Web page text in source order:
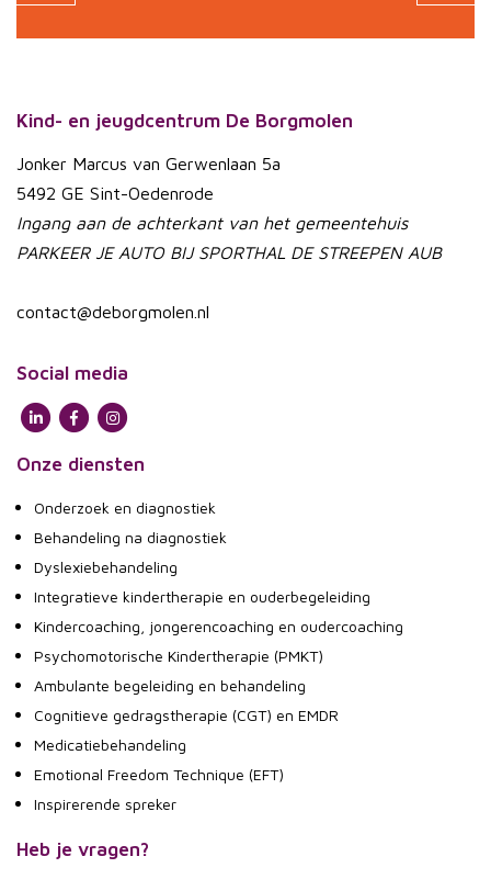
Kind- en jeugdcentrum De Borgmolen
Jonker Marcus van Gerwenlaan 5a
5492 GE Sint-Oedenrode
Ingang aan de achterkant van het gemeentehuis
PARKEER JE AUTO BIJ SPORTHAL DE STREEPEN AUB
contact@deborgmolen.nl
Social media
Onze diensten
Onderzoek en diagnostiek
Behandeling na diagnostiek
Dyslexiebehandeling
Integratieve kindertherapie en ouderbegeleiding
Kindercoaching, jongerencoaching en oudercoaching
Psychomotorische Kindertherapie (PMKT)
Ambulante begeleiding en behandeling
Cognitieve gedragstherapie (CGT) en EMDR
Medicatiebehandeling
Emotional Freedom Technique (EFT)
Inspirerende spreker
Heb je vragen?